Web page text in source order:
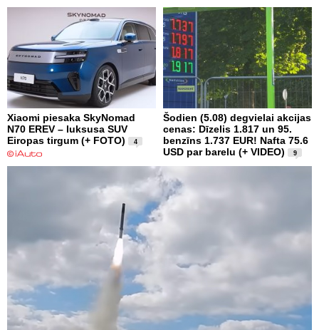
Xiaomi piesaka SkyNomad
N70 EREV – luksusa SUV
Eiropas tirgum (+ FOTO)
4
Šodien (5.08) degvielai akcijas
cenas: Dīzelis 1.817 un 95.
benzīns 1.737 EUR! Nafta 75.6
USD par barelu (+ VIDEO)
9